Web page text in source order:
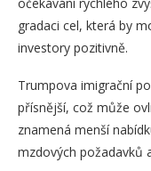
očekávání rychlého
gradaci cel, která by
investory pozitivně.
Trumpova imigrační
přísnější, což může
znamená menší
mzdových požadavků